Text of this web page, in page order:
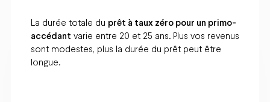
La durée totale du prêt à taux zéro pour un primo-
accédant varie entre 20 et 25 ans. Plus vos revenus
sont modestes, plus la durée du prêt peut être
longue.